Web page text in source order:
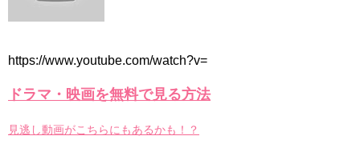
https://www.youtube.com/watch?v=
ドラマ・映画を無料で見る方法
見逃し動画がこちらにもあるかも！？